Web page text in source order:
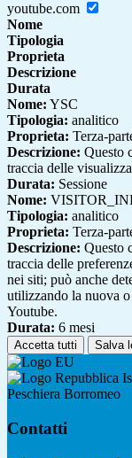
youtube.com
Nome
Tipologia
Proprieta
Descrizione
Durata
Nome: YSC
Tipologia: analitico
Proprieta: Terza-
Descrizione: Questo
traccia delle
Durata: Sessione
Nome:
Tipologia: analitico
Proprieta: Terza-
Descrizione: Questo
traccia delle
nei siti; può anche
utilizzando la nuova
Youtube.
Durata: 6 mesi
Accetta tutti Salva
Peschiera Borromeo
Contatti